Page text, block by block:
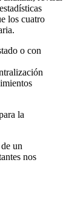
los cuatro
o con
la
un
nos